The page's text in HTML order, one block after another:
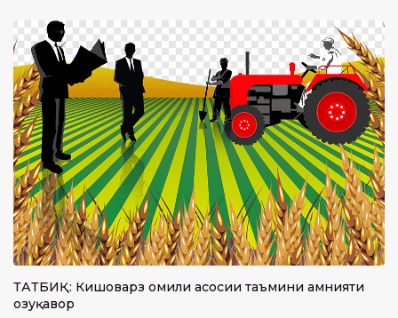
ТАТБИҚ: Кишоварзӣ омили асосии таъмини амнияти
озуқаворӣ